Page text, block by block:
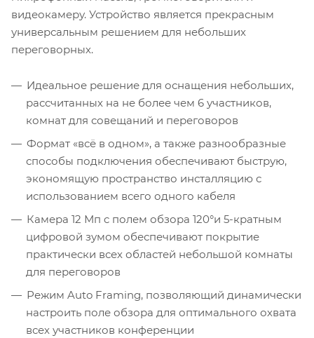
видеокамеру. Устройство является прекрасным
универсальным решением для небольших
переговорных.
Идеальное решение для оснащения небольших,
рассчитанных на не более чем 6 участников,
комнат для совещаний и переговоров
Формат «всё в одном», а также разнообразные
способы подключения обеспечивают быструю,
экономящую пространство инсталляцию с
использованием всего одного кабеля
Камера 12 Мп c полем обзора 120°и 5-кратным
цифровой зумом обеспечивают покрытие
практически всех областей небольшой комнаты
для переговоров
Режим Auto Framing, позволяющий динамически
настроить поле обзора для оптимального охвата
всех участников конференции